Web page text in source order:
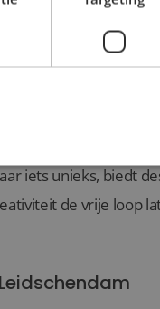
en eigentijdse
en klassieke
past bij zowel
iets unieks, biedt
de vrije loop